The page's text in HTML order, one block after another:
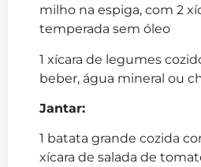
milho na espiga, com 2
temperada sem óleo
1 xícara de legumes
beber, água mineral ou
Jantar:
1 batata grande cozida
xícara de salada de